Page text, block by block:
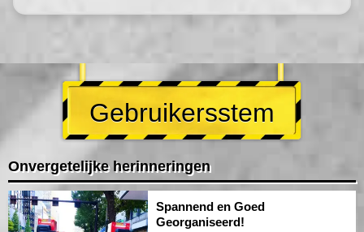
Gebruikersstem
Onvergetelijke herinneringen
Spannend en Goed
Georganiseerd!